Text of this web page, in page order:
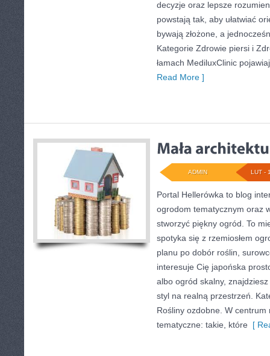
decyzje oraz lepsze
powstają tak, aby ułatwiać
bywają złożone, a
Kategorie Zdrowie piersi i
łamach MediluxClinic
Read More ]
LUT -
ADMIN
Portal Hellerówka to blog
ogrodom tematycznym oraz
stworzyć piękny ogród. To
spotyka się z rzemiosłem
planu po dobór roślin,
interesuje Cię japońska
albo ogród skalny,
styl na realną przestrzeń.
Rośliny ozdobne. W
tematyczne: takie, które [